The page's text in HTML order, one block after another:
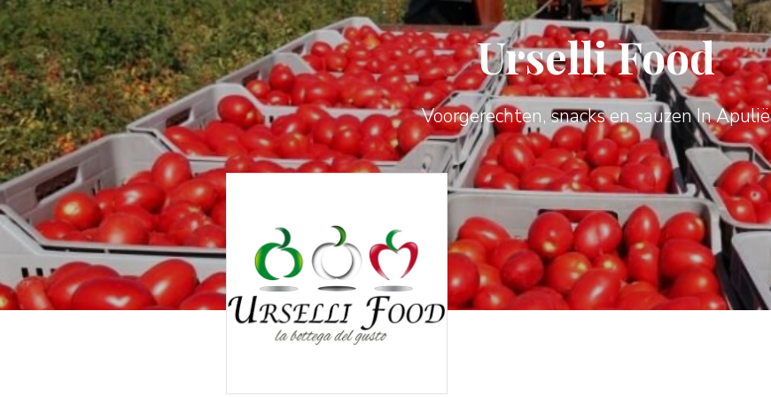
Urselli Food
Voorgerechten, snacks en sauzen In Apulië